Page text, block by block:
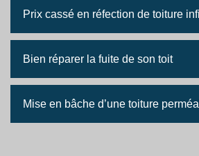
Prix cassé en réfection de toiture
Bien réparer la fuite de son toit
Mise en bâche d’une toiture